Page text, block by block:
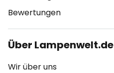
Bewertungen
Über Lampenwelt.de
Wir über uns